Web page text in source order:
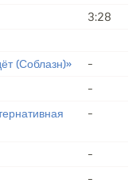
3:28
(Соблазн)»
-
-
-
-
-